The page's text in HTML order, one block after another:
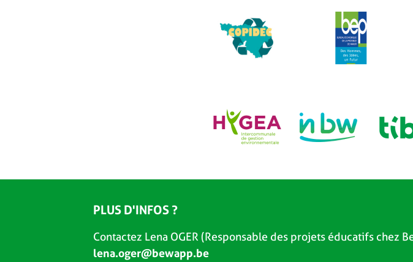
PLUS D'INFOS ?
Contactez Lena OGER (Responsable des projets éducatifs chez
lena.oger@bewapp.be